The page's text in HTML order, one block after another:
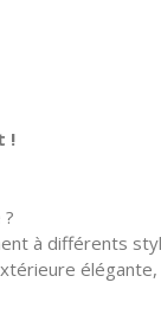
!
à différents